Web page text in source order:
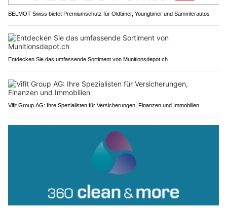
BELMOT Swiss bietet Premiumschutz für Oldtimer, Youngtimer und Sammlerautos
Entdecken Sie das umfassende Sortiment von Munitionsdepot.ch
Vifit Group AG: Ihre Spezialisten für Versicherungen, Finanzen und Immobilien